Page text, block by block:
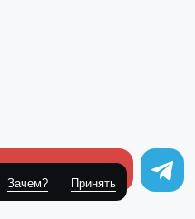
Зачем? Принять